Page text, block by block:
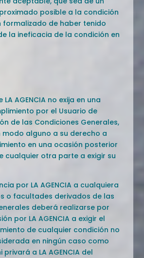
posible a la condición
formalizado de haber tenido
la ineficacia de la condición en
LA AGENCIA no exija en una
por el Usuario de
de las Condiciones Generales,
alguno a su derecho a
en una ocasión posterior
cualquier otra parte a exigir su
por LA AGENCIA a cualquiera
o facultades derivados de las
deberá realizarse por
por LA AGENCIA a exigir el
de cualquier condición no
en ningún caso como
privará a LA AGENCIA del